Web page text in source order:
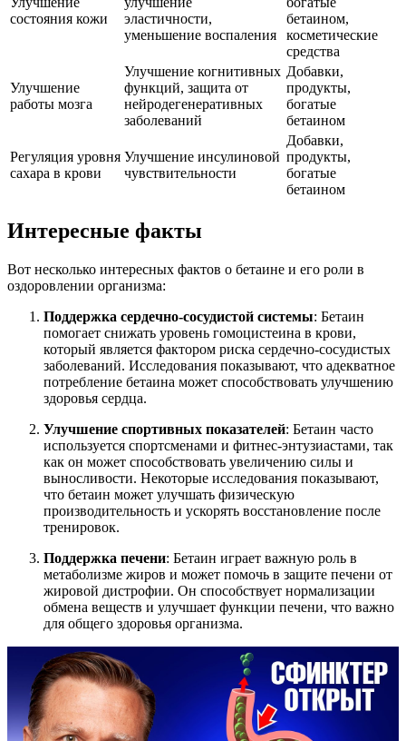
состояния кожи
эластичности,
уменьшение воспаления
бетаином,
косметические
средства
Улучшение
работы мозга
Улучшение когнитивных
функций, защита от
нейродегенеративных
заболеваний
Добавки,
продукты,
богатые
бетаином
Регуляция уровня
сахара в крови
Улучшение инсулиновой
чувствительности
Добавки,
продукты,
богатые
бетаином
Интересные факты
Вот несколько интересных фактов о бетаине и его роли в
оздоровлении организма:
Поддержка сердечно-сосудистой системы: Бетаин
помогает снижать уровень гомоцистеина в крови,
который является фактором риска сердечно-сосудистых
заболеваний. Исследования показывают, что адекватное
потребление бетаина может способствовать улучшению
здоровья сердца.
Улучшение спортивных показателей: Бетаин часто
используется спортсменами и фитнес-энтузиастами, так
как он может способствовать увеличению силы и
выносливости. Некоторые исследования показывают,
что бетаин может улучшать физическую
производительность и ускорять восстановление после
тренировок.
Поддержка печени: Бетаин играет важную роль в
метаболизме жиров и может помочь в защите печени от
жировой дистрофии. Он способствует нормализации
обмена веществ и улучшает функции печени, что важно
для общего здоровья организма.